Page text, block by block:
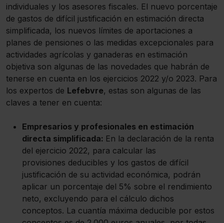
individuales y los asesores fiscales. El nuevo porcentaje
de gastos de difícil justificación en estimación directa
simplificada, los nuevos límites de aportaciones a
planes de pensiones o las medidas excepcionales para
actividades agrícolas y ganaderas en estimación
objetiva son algunas de las novedades que habrán de
tenerse en cuenta en los ejercicios 2022 y/o 2023. Para
los expertos de Lefebvre, estas son algunas de las
claves a tener en cuenta:
Empresarios y profesionales en estimación
directa simplificada: En la declaración de la renta
del ejercicio 2022, para calcular las
provisiones deducibles y los gastos de difícil
justificación de su actividad económica, podrán
aplicar un porcentaje del 5% sobre el rendimiento
neto, excluyendo para el cálculo dichos
conceptos. La cuantía máxima deducible por estos